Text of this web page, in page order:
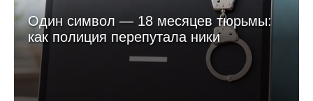
Один символ — 18 месяцев тюрьмы:
как полиция перепутала ники